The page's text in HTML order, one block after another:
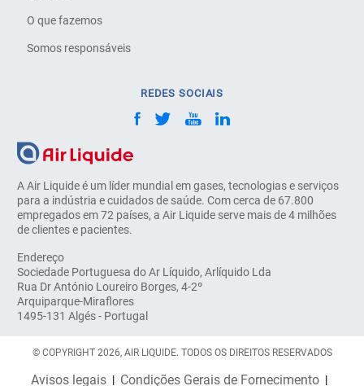
A Air Liquide é um líder mundial em gases, tecnologias e serviços
para a indústria e cuidados de saúde. Com cerca de 67.800
empregados em 72 países, a Air Liquide serve mais de 4 milhões
de clientes e pacientes.
Endereço
Sociedade Portuguesa do Ar Líquido, Arlíquido Lda
Rua Dr António Loureiro Borges, 4-2º
Arquiparque-Miraflores
1495-131 Algés - Portugal
O que fazemos
Somos responsáveis
REDES SOCIAIS
© COPYRIGHT 2026, AIR LIQUIDE. TODOS OS DIREITOS RESERVADOS
Avisos legais Condições Gerais de Fornecimento